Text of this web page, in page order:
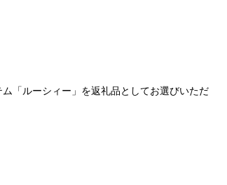
「ルーシィー」を返礼品としてお選びいただ